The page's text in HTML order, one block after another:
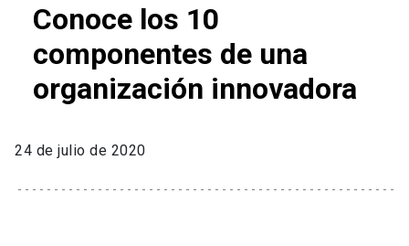
Conoce los 10
componentes de una
organización innovadora
24 de julio de 2020